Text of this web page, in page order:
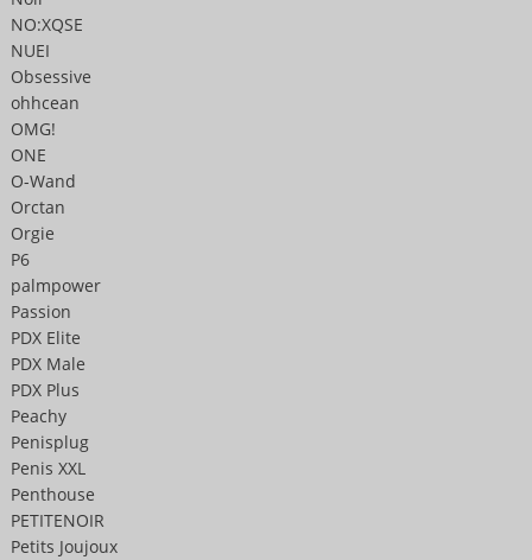
NO:XQSE
NUEI
Obsessive
ohhcean
OMG!
ONE
O-Wand
Orctan
Orgie
P6
palmpower
Passion
PDX Elite
PDX Male
PDX Plus
Peachy
Penisplug
Penis XXL
Penthouse
PETITENOIR
Petits Joujoux